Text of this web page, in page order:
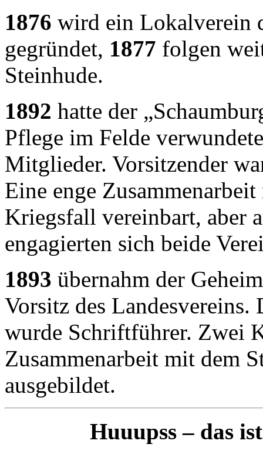
1876 wird ein Lokalverein
gegründet, 1877 folgen
Steinhude.
1892 hatte der
Pflege im Felde
Mitglieder. Vorsitzender
Eine enge
Kriegsfall vereinbart, aber
engagierten sich beide
1893 übernahm der
Vorsitz des
wurde Schriftführer. Zwei
Zusammenarbeit mit dem
ausgebildet.
Huuupss – das